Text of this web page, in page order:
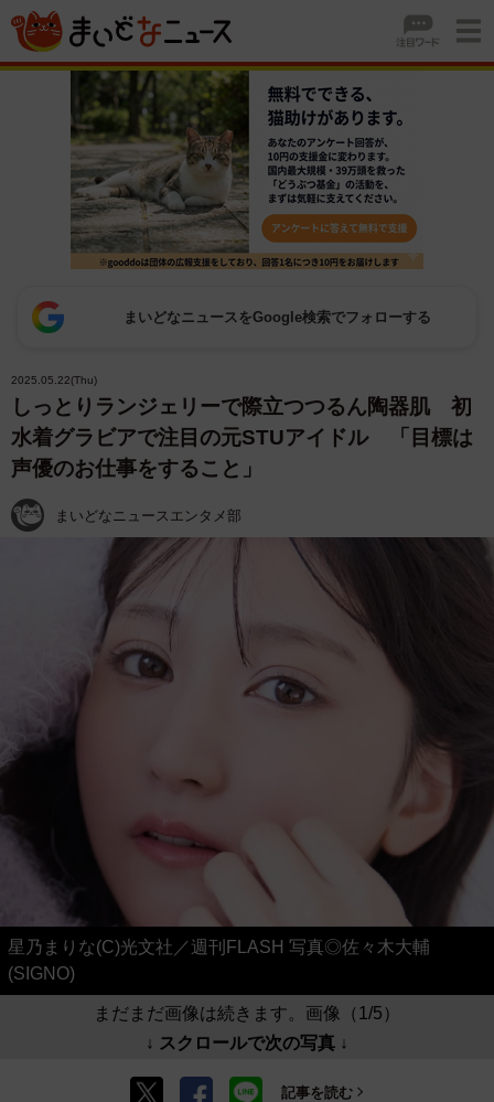
まいどなニュースをGoogle検索でフォローする
2025.05.22(Thu)
しっとりランジェリーで際立つつるん陶器肌 初
水着グラビアで注目の元STUアイドル 「目標は
声優のお仕事をすること」
まいどなニュースエンタメ部
星乃まりな(C)光文社／週刊FLASH 写真◎佐々木大輔
(SIGNO)
まだまだ画像は続きます。画像（1/5）
↓ スクロールで次の写真 ↓
記事を読む